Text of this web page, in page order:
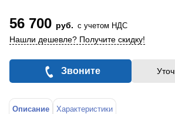
56 700 руб. с учетом НДС
Нашли дешевле? Получите скидку!
Звоните
Описание Характеристики